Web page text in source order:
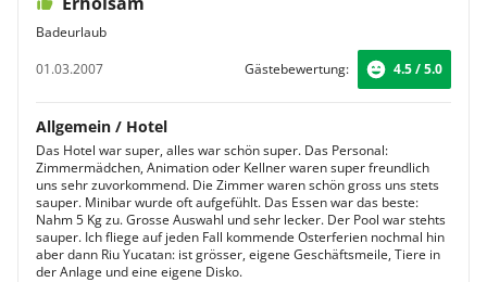
Badeurlaub
01.03.2007
Gästebewertung: 4.5 / 5.0
Allgemein / Hotel
Das Hotel war super, alles war schön super. Das Personal:
Zimmermädchen, Animation oder Kellner waren super freundlich
uns sehr zuvorkommend. Die Zimmer waren schön gross uns stets
sauper. Minibar wurde oft aufgefühlt. Das Essen war das beste:
Nahm 5 Kg zu. Grosse Auswahl und sehr lecker. Der Pool war stehts
sauper. Ich fliege auf jeden Fall kommende Osterferien nochmal hin
aber dann Riu Yucatan: ist grösser, eigene Geschäftsmeile, Tiere in
der Anlage und eine eigene Disko.